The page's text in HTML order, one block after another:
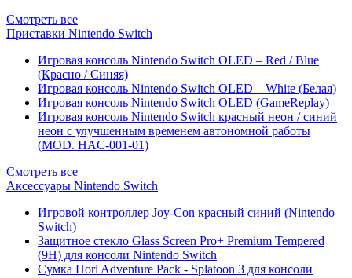
Смотреть все
Приставки Nintendo Switch
Игровая консоль Nintendo Switch OLED – Red / Blue
(Красно / Синяя)
Игровая консоль Nintendo Switch OLED – White (Белая)
Игровая консоль Nintendo Switch OLED (GameReplay)
Игровая консоль Nintendo Switch красный неон / синий
неон с улучшенным временем автономной работы
(MOD. HAC-001-01)
Смотреть все
Аксессуары Nintendo Switch
Игровой контроллер Joy-Con красный синий (Nintendo
Switch)
Защитное стекло Glass Screen Pro+ Premium Tempered
(9H) для консоли Nintendo Switch
Сумка Hori Adventure Pack - Splatoon 3 для консоли